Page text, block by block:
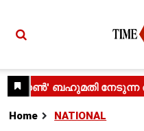
Home NATIONAL